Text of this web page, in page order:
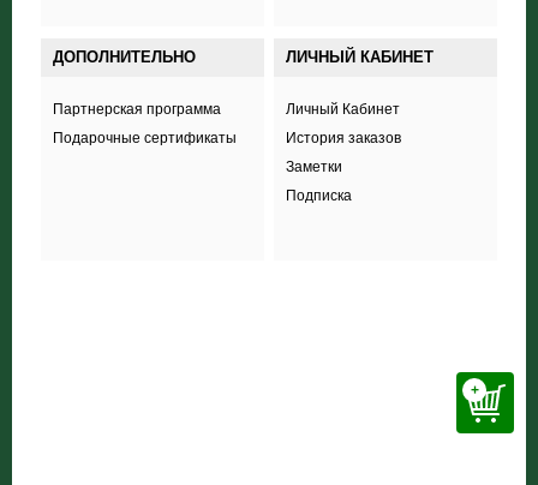
ДОПОЛНИТЕЛЬНО
Партнерская программа
Подарочные сертификаты
ЛИЧНЫЙ КАБИНЕТ
Личный Кабинет
История заказов
Заметки
Подписка
+